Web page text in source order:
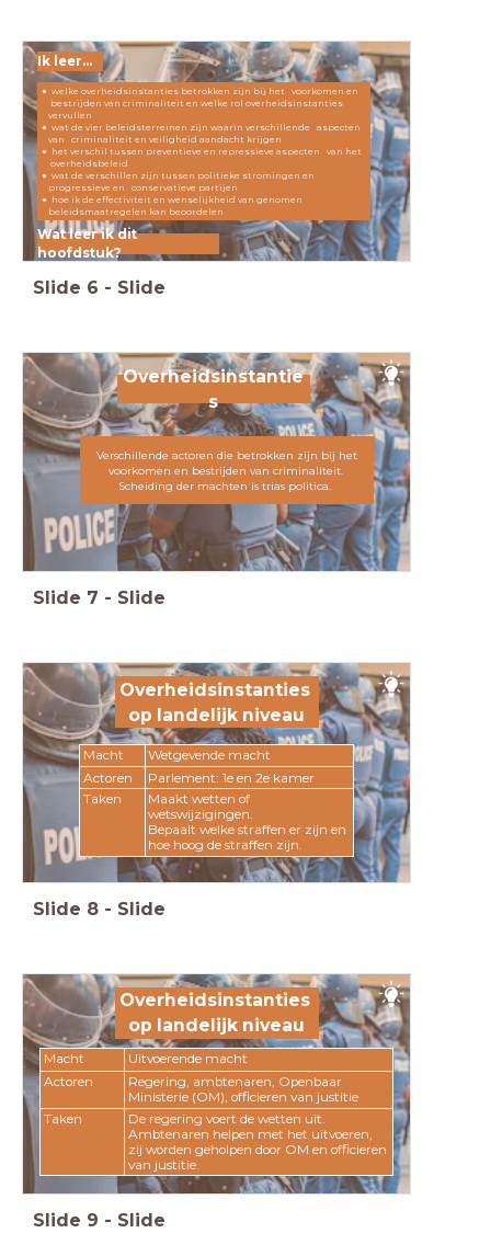
Wat leer ik dit
hoofdstuk?
welke overheidsinstanties betrokken zijn bij het voorkomen en
bestrijden van criminaliteit en welke rol overheidsinstanties
vervullen
wat de vier beleidsterreinen zijn waarin verschillende aspecten
van criminaliteit en veiligheid aandacht krijgen
het verschil tussen preventieve en repressieve aspecten van het
overheidsbeleid
wat de verschillen zijn tussen politieke stromingen en
progressieve en conservatieve partijen
hoe ik de effectiviteit en wenselijkheid van genomen
beleidsmaatregelen kan beoordelen
Ik leer...
Slide 6 - Slide
Overheidsinstantie
s
Verschillende actoren die betrokken zijn bij het
voorkomen en bestrijden van criminaliteit.
Scheiding der machten is trias politica.
Slide 7 - Slide
Overheidsinstanties
op landelijk niveau
Macht
Wetgevende macht
Actoren
Parlement: 1e en 2e kamer
Taken
Maakt wetten of
wetswijzigingen.
Bepaalt welke straffen er zijn en
hoe hoog de straffen zijn.
Slide 8 - Slide
Overheidsinstanties
op landelijk niveau
Macht
Uitvoerende macht
Actoren
Regering, ambtenaren, Openbaar
Ministerie (OM), officieren van justitie
Taken
De regering voert de wetten uit.
Ambtenaren helpen met het uitvoeren,
zij worden geholpen door OM en officieren
van justitie.
Slide 9 - Slide